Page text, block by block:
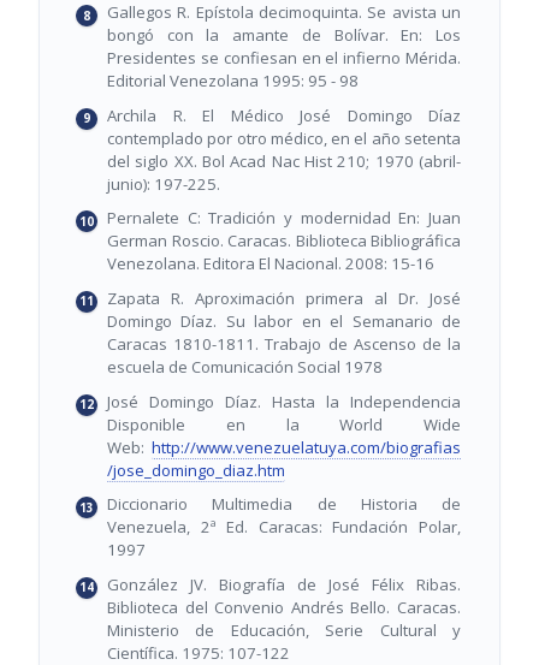
Gallegos R. Epístola decimoquinta. Se avista un
bongó con la amante de Bolívar. En: Los
Presidentes se confiesan en el infierno Mérida.
Editorial Venezolana 1995: 95 - 98
Archila R. El Médico José Domingo Díaz
contemplado por otro médico, en el año setenta
del siglo XX. Bol Acad Nac Hist 210; 1970 (abril-
junio): 197-225.
Pernalete C: Tradición y modernidad En: Juan
German Roscio. Caracas. Biblioteca Bibliográfica
Venezolana. Editora El Nacional. 2008: 15-16
Zapata R. Aproximación primera al Dr. José
Domingo Díaz. Su labor en el Semanario de
Caracas 1810-1811. Trabajo de Ascenso de la
escuela de Comunicación Social 1978
José Domingo Díaz. Hasta la Independencia
Disponible en la World Wide
Web: http://www.venezuelatuya.com/biografias
/jose_domingo_diaz.htm
Diccionario Multimedia de Historia de
Venezuela, 2ª Ed. Caracas: Fundación Polar,
1997
González JV. Biografía de José Félix Ribas.
Biblioteca del Convenio Andrés Bello. Caracas.
Ministerio de Educación, Serie Cultural y
Científica. 1975: 107-122